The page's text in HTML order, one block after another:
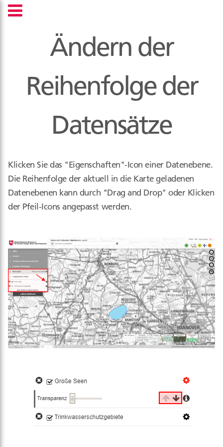
Ändern der
Reihenfolge der
Datensätze
Klicken Sie das "Eigenschaften"-Icon einer Datenebene.
Die Reihenfolge der aktuell in die Karte geladenen
Datenebenen kann durch "Drag and Drop" oder Klicken
der Pfeil-Icons angepasst werden.